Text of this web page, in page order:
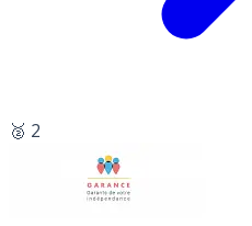
🥈 2